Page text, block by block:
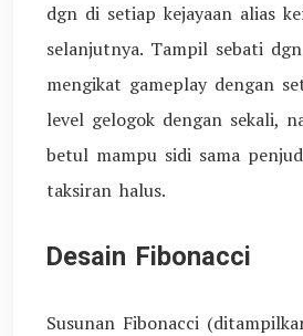
dgn di setiap kejayaan alias
selanjutnya. Tampil sebati
mengikat gameplay dengan
level gelogok dengan sekali,
betul mampu sidi sama
taksiran halus.
Desain Fibonacci
Susunan Fibonacci